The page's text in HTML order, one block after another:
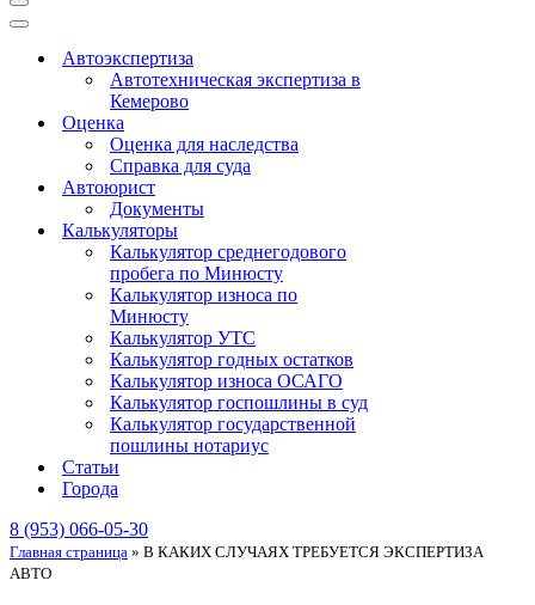
Меню
навигации
Меню
навигацииАвтоэкспертиза
Автотехническая экспертиза в
Кемерово
Оценка
Оценка для наследства
Справка для суда
Автоюрист
Документы
Калькуляторы
Калькулятор среднегодового
пробега по Минюсту
Калькулятор износа по
Минюсту
Калькулятор УТС
Калькулятор годных остатков
Калькулятор износа ОСАГО
Калькулятор госпошлины в суд
Калькулятор государственной
пошлины нотариус
Статьи
Города
8 (953) 066-05-30
Главная страница » В КАКИХ СЛУЧАЯХ ТРЕБУЕТСЯ ЭКСПЕРТИЗА
АВТО